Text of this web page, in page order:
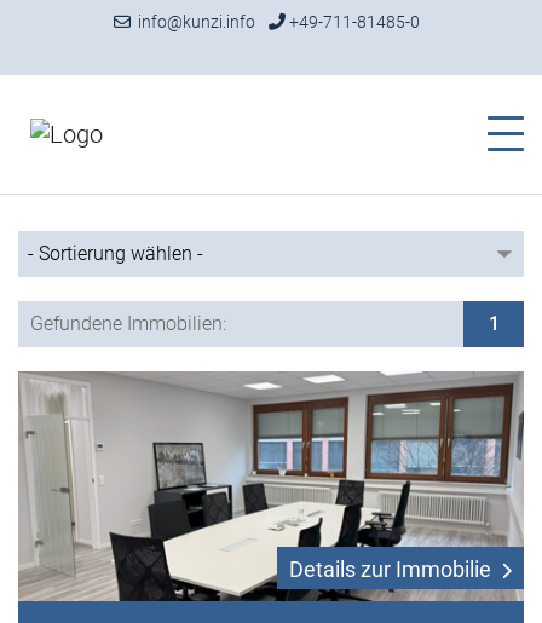
info@kunzi.info +49-711-81485-0
Gefundene Immobilien: 1
Details zur Immobilie